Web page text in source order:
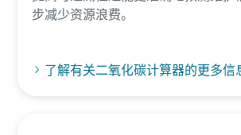
步减少资源浪费。
了解有关二氧化碳计算器的更多信